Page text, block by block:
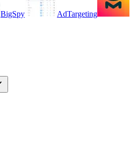
BigSpy AdTargeting